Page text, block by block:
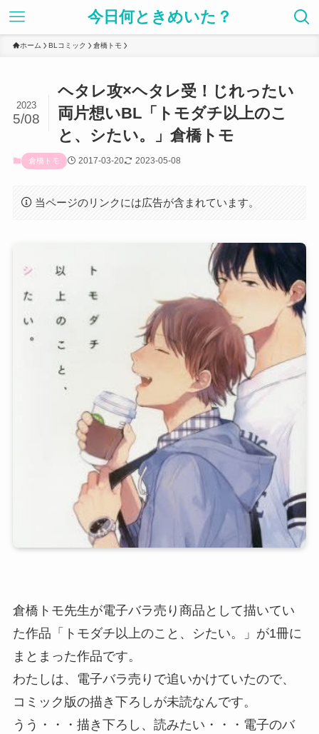
今日何ときめいた？
ホーム BLコミック 倉橋トモ
ヘタレ攻×ヘタレ受！じれったい
両片想いBL「トモダチ以上のこ
と、シたい。」倉橋トモ
2023
5/08
倉橋トモ 2017-03-20 2023-05-08
当ページのリンクには広告が含まれています。
倉橋トモ先生が電子バラ売り商品として描いてい
た作品「トモダチ以上のこと、シたい。」が1冊に
まとまった作品です。
わたしは、電子バラ売りで追いかけていたので、
コミック版の描き下ろしが未読なんです。
うう・・・描き下ろし、読みたい・・・電子のバ